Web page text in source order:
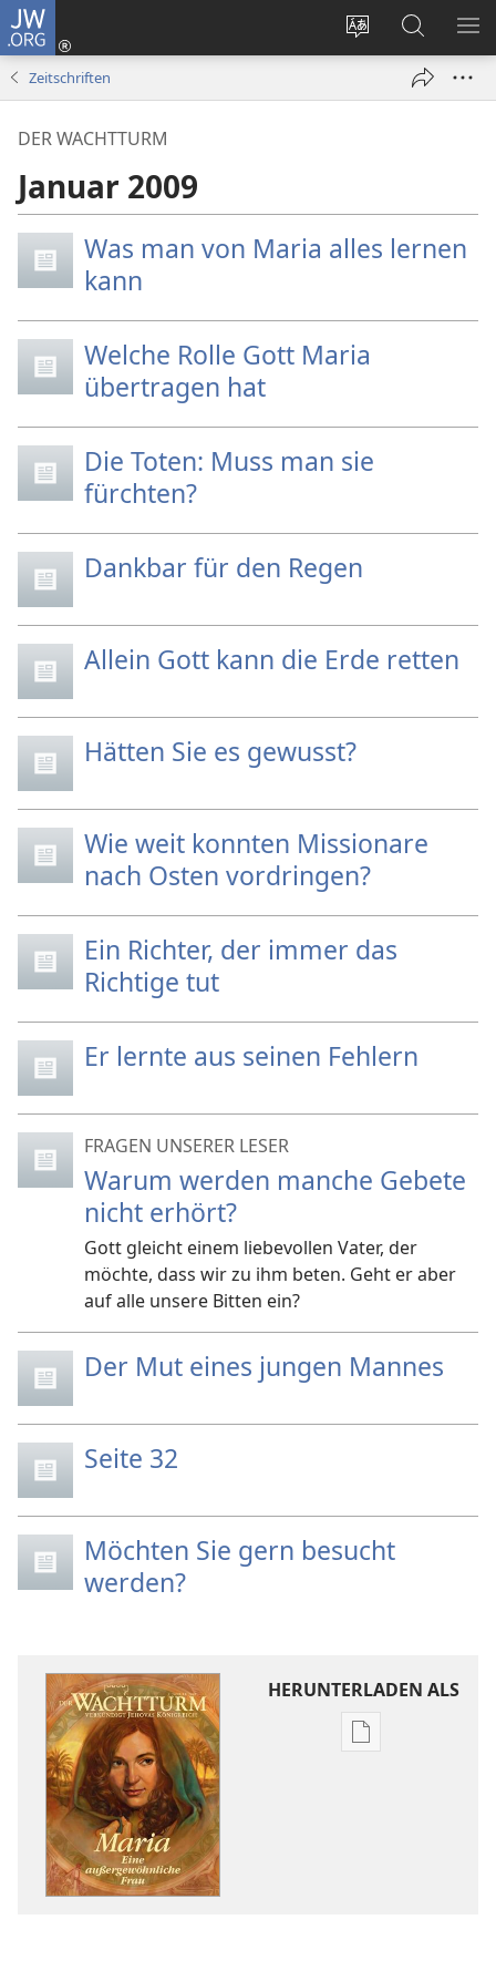
JW.ORG
Websitesprache
ändern
Anmelden
(öffnet
Suche
Zeitschriften
DER WACHTTURM
Januar 2009
Was man von Maria alles lernen
kann
Welche Rolle Gott Maria
übertragen hat
Die Toten: Muss man sie
fürchten?
Dankbar für den Regen
Allein Gott kann die Erde retten
Hätten Sie es gewusst?
Wie weit konnten Missionare
nach Osten vordringen?
Ein Richter, der immer das
Richtige tut
Er lernte aus seinen Fehlern
FRAGEN UNSERER LESER
Warum werden manche Gebete
nicht erhört?
Gott gleicht einem liebevollen Vater, der
möchte, dass wir zu ihm beten. Geht er aber
auf alle unsere Bitten ein?
Der Mut eines jungen Mannes
Seite 32
Möchten Sie gern besucht
werden?
HERUNTERLADEN ALS